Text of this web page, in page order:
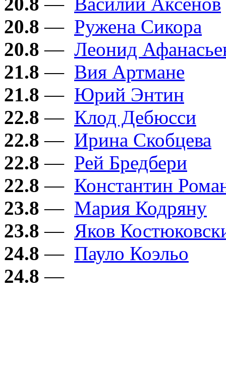
20.8 — Ружена Сикора
20.8 — Леонид
21.8 — Вия Артмане
21.8 — Юрий Энтин
22.8 — Клод Дебюсси
22.8 — Ирина Скобцева
22.8 — Рей Бредбери
22.8 — Константин
23.8 — Мария Кодряну
23.8 — Яков
24.8 — Пауло Коэльо
24.8 —